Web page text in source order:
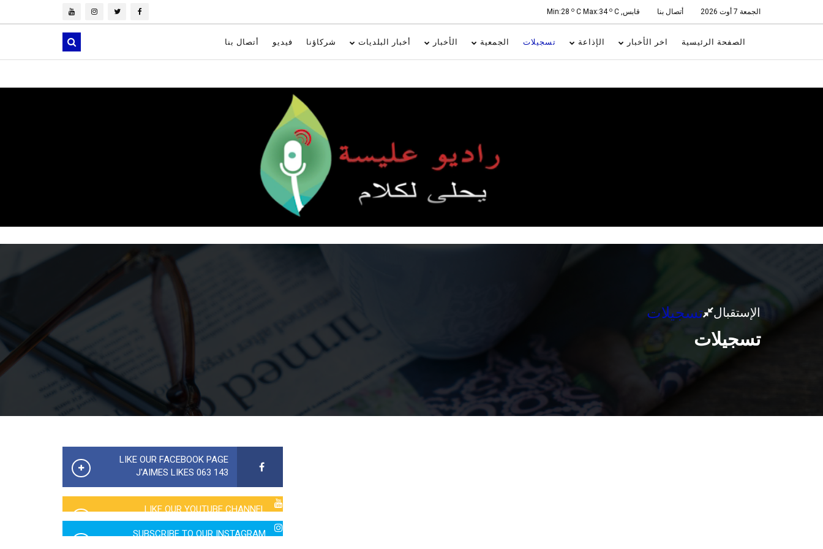
الجمعة 7 أوت 2026 أتصال بنا قابس, Min:28 o C Max:34 o C
الصفحة الرئيسية اخر الأخبار الإذاعة تسجيلات الجمعية الأخبار أخبار البلديات شركاؤنا فيديو أتصال بنا
الإستقبال تسجيلات
تسجيلات
LIKE OUR FACEBOOK PAGE
143 063 J'AIMES LIKES
LIKE OUR YOUTUBE CHANNEL
2760 LIKES
SUBSCRIBE TO OUR INSTAGRAM